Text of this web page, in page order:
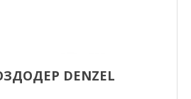
DENZEL